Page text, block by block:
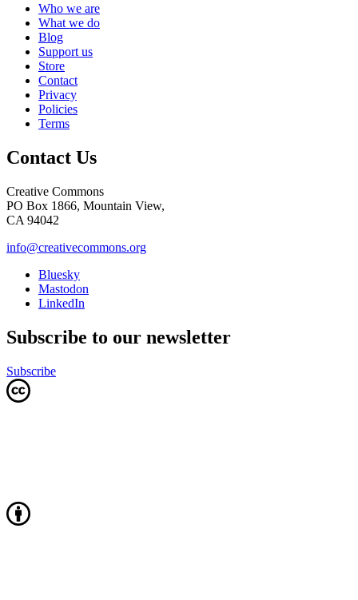
Who we are
What we do
Blog
Support us
Store
Contact
Privacy
Policies
Terms
Contact Us
Creative Commons
PO Box 1866, Mountain View,
CA 94042
info@creativecommons.org
Bluesky
Mastodon
LinkedIn
Subscribe to our newsletter
Subscribe